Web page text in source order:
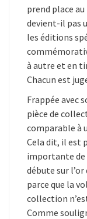
prend place
devient-il pas
les éditions
à autre et en
Chacun est
Frappée avec
pièce de
comparable à
Cela dit, il est
importante de
débute sur l’or
parce que la
collection
Comme